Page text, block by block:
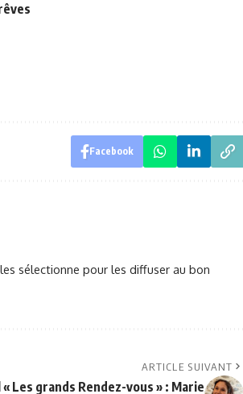
Facebook
sélectionne pour les diffuser au bon
ARTICLE SUIVANT
Les grands Rendez-vous » : Marie